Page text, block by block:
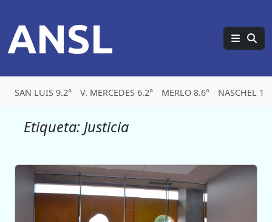
ANSL
SAN LUIS 9.2° V. MERCEDES 6.2° MERLO 8.6° NASCHEL
Etiqueta: Justicia